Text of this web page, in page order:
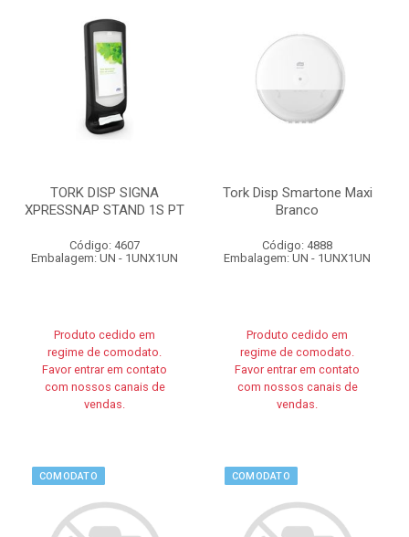
TORK DISP SIGNA
XPRESSNAP STAND 1S PT
Código: 4607
Embalagem: UN - 1UNX1UN
Produto cedido em
regime de comodato.
Favor entrar em contato
com nossos canais de
vendas.
Tork Disp Smartone Maxi
Branco
Código: 4888
Embalagem: UN - 1UNX1UN
Produto cedido em
regime de comodato.
Favor entrar em contato
com nossos canais de
vendas.
COMODATO COMODATO